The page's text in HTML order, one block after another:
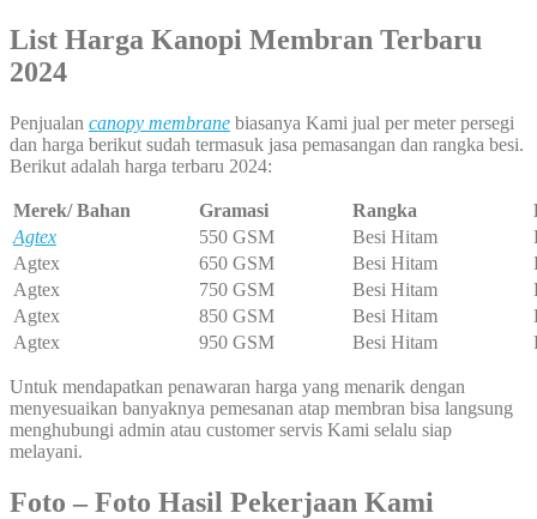
List Harga Kanopi Membran Terbaru
2024
Penjualan canopy membrane biasanya Kami jual per meter persegi
dan harga berikut sudah termasuk jasa pemasangan dan rangka besi.
Berikut adalah harga terbaru 2024:
Merek/ Bahan Gramasi Rangka
Agtex
550 GSM Besi Hitam
Agtex
650 GSM Besi Hitam
Agtex
750 GSM Besi Hitam
Agtex
850 GSM Besi Hitam
Agtex
950 GSM Besi Hitam
Untuk mendapatkan penawaran harga yang menarik dengan
menyesuaikan banyaknya pemesanan atap membran bisa langsung
menghubungi admin atau customer servis Kami selalu siap
melayani.
Foto – Foto Hasil Pekerjaan Kami